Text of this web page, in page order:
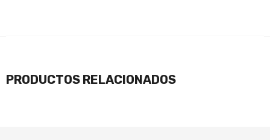
PRODUCTOS RELACIONADOS